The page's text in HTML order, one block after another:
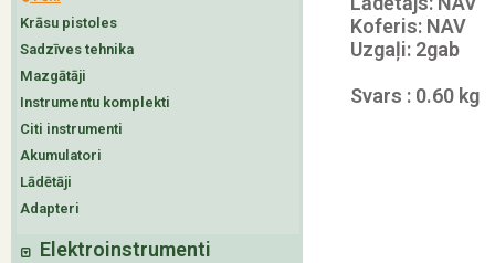
Krāsu pistoles
Sadzīves tehnika
Mazgātāji
Instrumentu komplekti
Citi instrumenti
Akumulatori
Lādētāji
Adapteri
Elektroinstrumenti
Koferis: NAV
Uzgaļi: 2gab
Svars : 0.60 kg